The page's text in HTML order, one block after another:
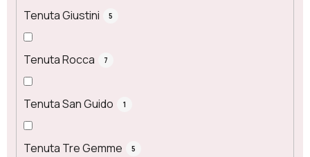
Tenuta Giustini 5
Tenuta Rocca 7
Tenuta San Guido 1
Tenuta Tre Gemme 5